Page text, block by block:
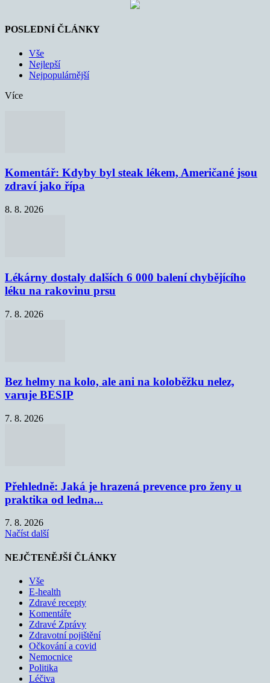
POSLEDNÍ ČLÁNKY
Vše
Nejlepší
Nejpopulárnější
Více
Komentář: Kdyby byl steak lékem, Američané jsou
zdraví jako řípa
8. 8. 2026
Lékárny dostaly dalších 6 000 balení chybějícího
léku na rakovinu prsu
7. 8. 2026
Bez helmy na kolo, ale ani na koloběžku nelez,
varuje BESIP
7. 8. 2026
Přehledně: Jaká je hrazená prevence pro ženy u
praktika od ledna...
7. 8. 2026
Načíst další
NEJČTENĚJŠÍ ČLÁNKY
Vše
E-health
Zdravé recepty
Komentáře
Zdravé Zprávy
Zdravotní pojištění
Očkování a covid
Nemocnice
Politika
Léčiva